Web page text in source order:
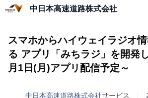
中日本高速道路株式会社
スマホからハイウェイラジオ
る アプリ「みちラジ」を開
月1日(月)アプリ配信予定～
中日本高速道路株式会社サービス